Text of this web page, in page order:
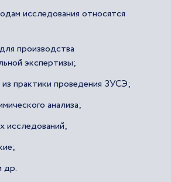
исследования относятся
производства
экспертизы;
из практики проведения ЗУСЭ;
анализа;
исследований;
др.